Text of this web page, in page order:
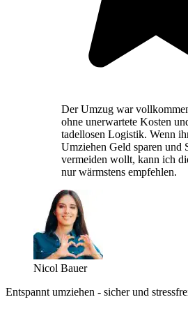
Der Umzug war
ohne unerwartete Kosten
tadellosen Logistik. Wenn
Umziehen Geld sparen und
vermeiden wollt, kann ich
nur wärmstens empfehlen.
Nicol Bauer
Entspannt umziehen - sicher und